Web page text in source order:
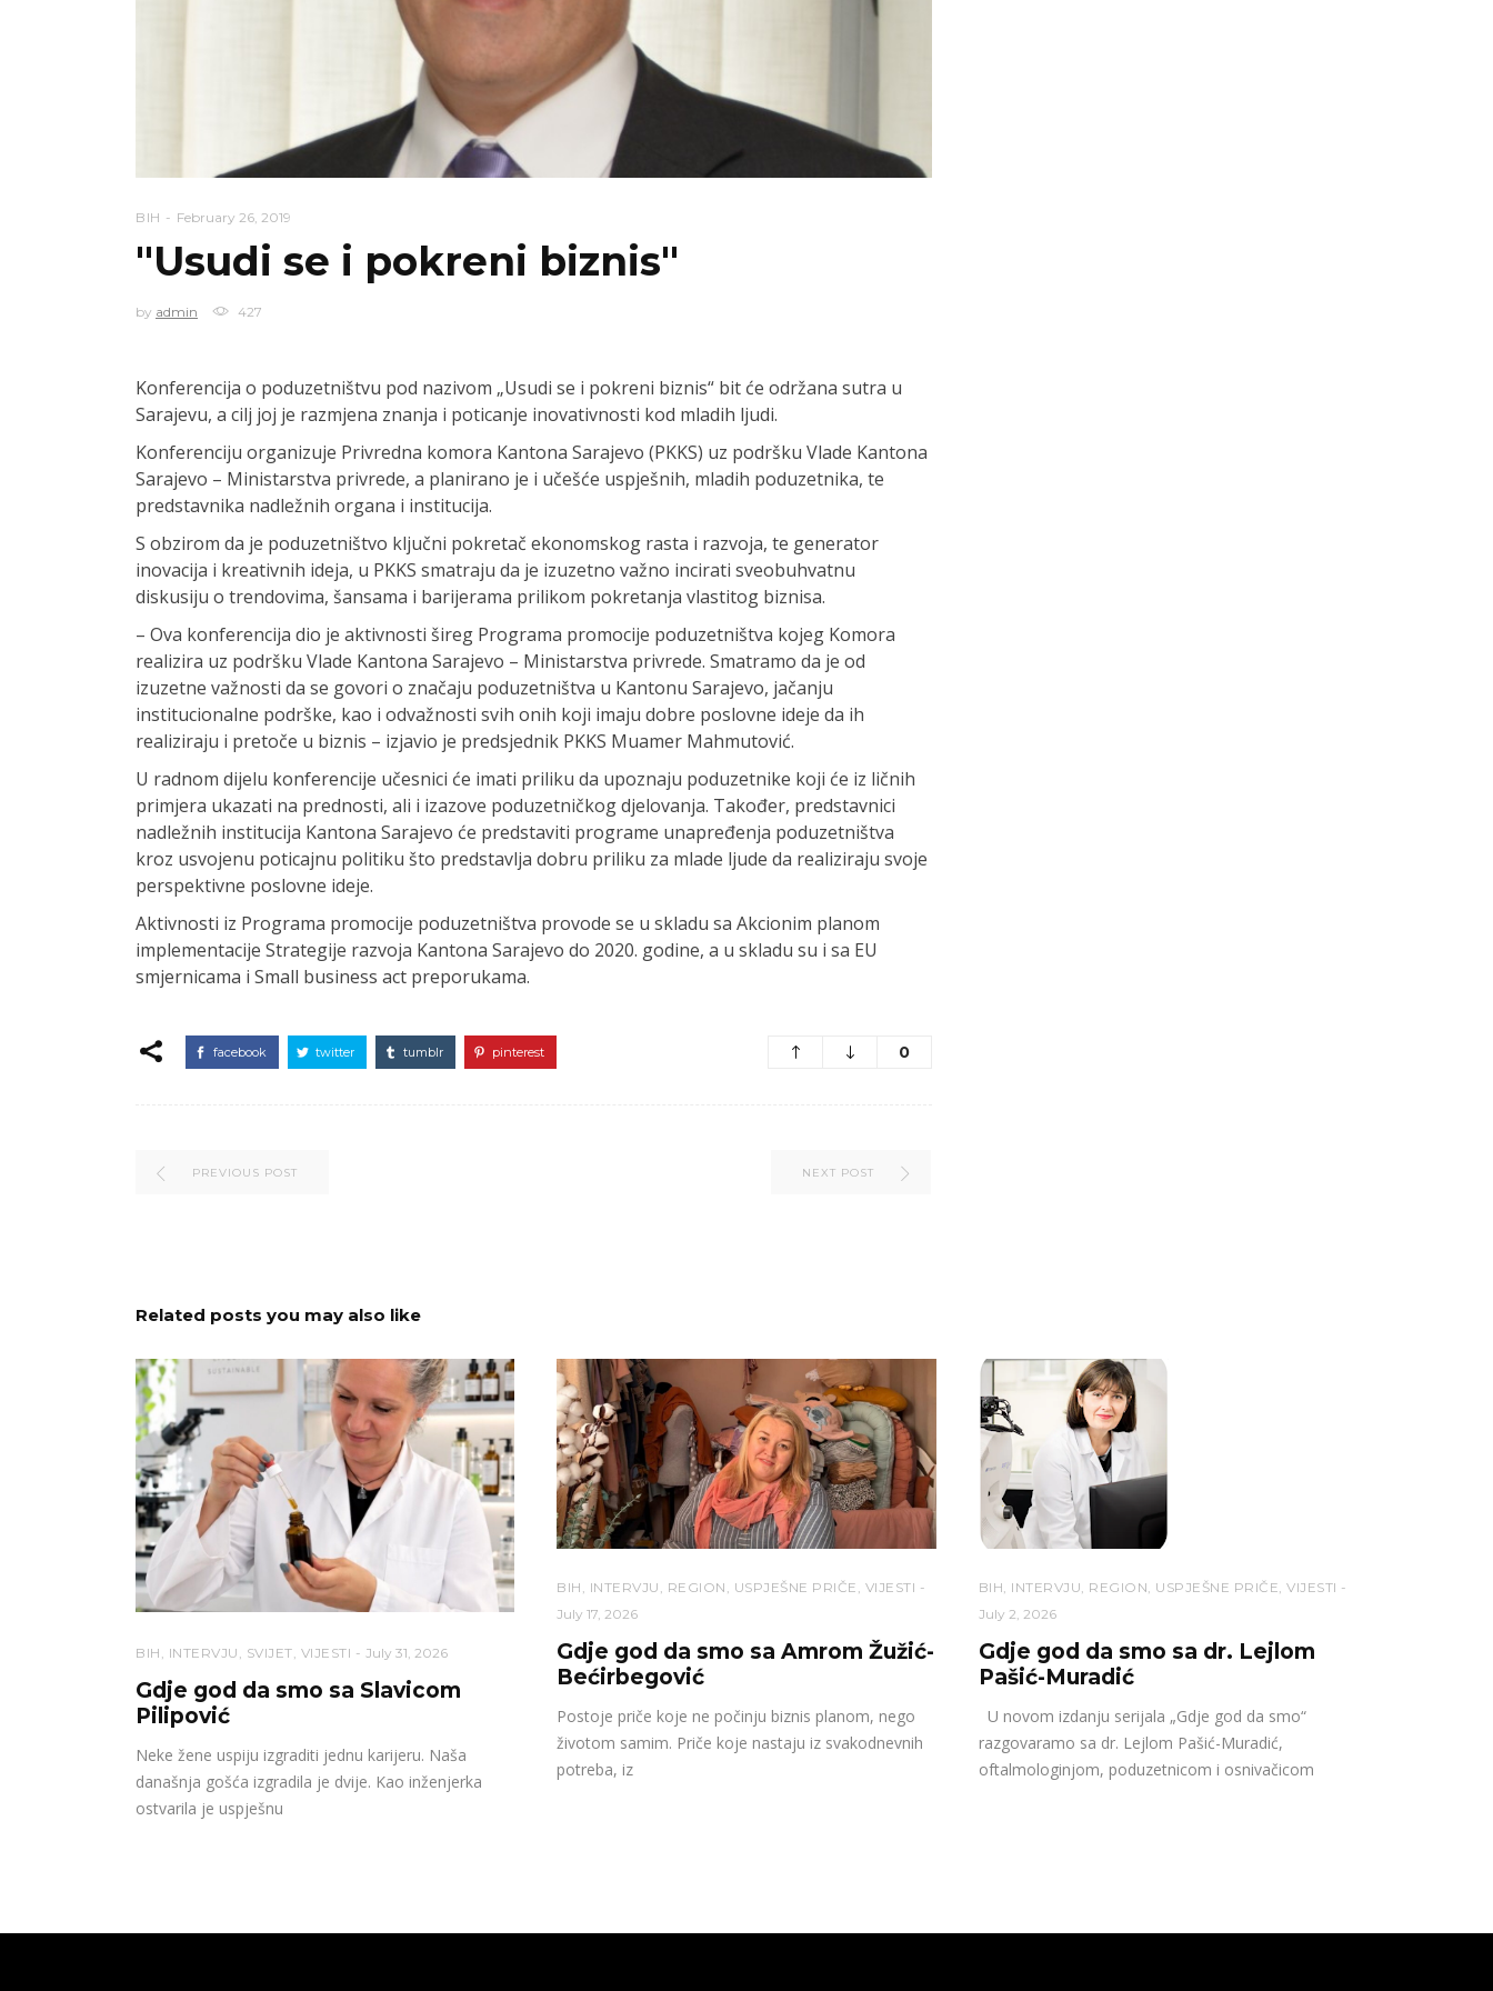
BIH February 26, 2019
"Usudi se i pokreni biznis"
by admin 427
Konferencija o poduzetništvu pod nazivom „Usudi se i pokreni biznis“ bit će održana sutra u
Sarajevu, a cilj joj je razmjena znanja i poticanje inovativnosti kod mladih ljudi.
Konferenciju organizuje Privredna komora Kantona Sarajevo (PKKS) uz podršku Vlade Kantona
Sarajevo – Ministarstva privrede, a planirano je i učešće uspješnih, mladih poduzetnika, te
predstavnika nadležnih organa i institucija.
S obzirom da je poduzetništvo ključni pokretač ekonomskog rasta i razvoja, te generator
inovacija i kreativnih ideja, u PKKS smatraju da je izuzetno važno incirati sveobuhvatnu
diskusiju o trendovima, šansama i barijerama prilikom pokretanja vlastitog biznisa.
– Ova konferencija dio je aktivnosti šireg Programa promocije poduzetništva kojeg Komora
realizira uz podršku Vlade Kantona Sarajevo – Ministarstva privrede. Smatramo da je od
izuzetne važnosti da se govori o značaju poduzetništva u Kantonu Sarajevo, jačanju
institucionalne podrške, kao i odvažnosti svih onih koji imaju dobre poslovne ideje da ih
realiziraju i pretoče u biznis – izjavio je predsjednik PKKS Muamer Mahmutović.
U radnom dijelu konferencije učesnici će imati priliku da upoznaju poduzetnike koji će iz ličnih
primjera ukazati na prednosti, ali i izazove poduzetničkog djelovanja. Također, predstavnici
nadležnih institucija Kantona Sarajevo će predstaviti programe unapređenja poduzetništva
kroz usvojenu poticajnu politiku što predstavlja dobru priliku za mlade ljude da realiziraju svoje
perspektivne poslovne ideje.
Aktivnosti iz Programa promocije poduzetništva provode se u skladu sa Akcionim planom
implementacije Strategije razvoja Kantona Sarajevo do 2020. godine, a u skladu su i sa EU
smjernicama i Small business act preporukama.
facebook twitter tumblr pinterest 0
PREVIOUS POST NEXT POST
Related posts you may also like
BIH INTERVJU SVIJET VIJESTI July 31, 2026
Gdje god da smo sa Slavicom
Pilipović
Neke žene uspiju izgraditi jednu karijeru. Naša
današnja gošća izgradila je dvije. Kao inženjerka
ostvarila je uspješnu
BIH INTERVJU REGION USPJEŠNE PRIČE VIJESTI
July 17, 2026
Gdje god da smo sa Amrom Žužić-
Bećirbegović
Postoje priče koje ne počinju biznis planom, nego
životom samim. Priče koje nastaju iz svakodnevnih
potreba, iz
BIH INTERVJU REGION USPJEŠNE PRIČE ,VIJESTI
July 2, 2026
Gdje god da smo sa dr. Lejlom
Pašić-Muradić
U novom izdanju serijala „Gdje god da smo“
razgovaramo sa dr. Lejlom Pašić-Muradić,
oftalmologinjom, poduzetnicom i osnivačicom